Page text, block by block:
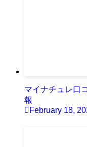
マイナチュレ口
報
February 18,